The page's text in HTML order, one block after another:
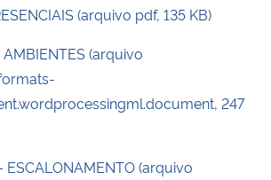
(arquivo pdf, 135 KB)
AMBIENTES (arquivo
247
ESCALONAMENTO (arquivo